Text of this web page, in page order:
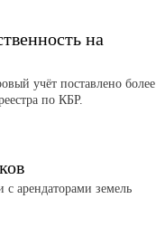
на
учёт поставлено более
по КБР.
с арендаторами земель